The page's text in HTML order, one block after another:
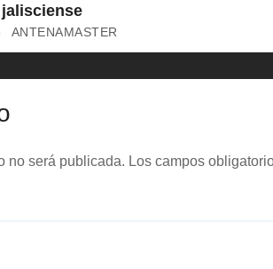
ANTENAMASTER
no será publicada. Los campos